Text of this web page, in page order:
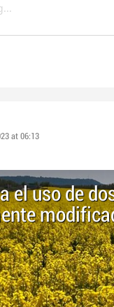
at 06:13
el uso de